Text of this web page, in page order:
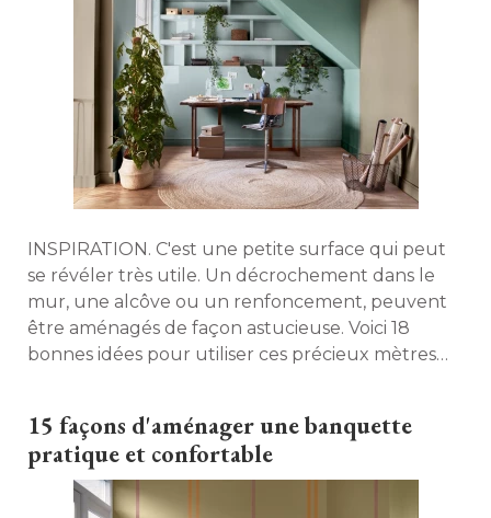
INSPIRATION. C'est une petite surface qui peut
se révéler très utile. Un décrochement dans le
mur, une alcôve ou un renfoncement, peuvent
être aménagés de façon astucieuse. Voici 18
bonnes idées pour utiliser ces précieux mètres
15 façons d'aménager une banquette
pratique et confortable